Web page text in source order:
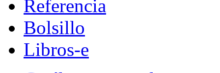
Referencia
Bolsillo
Libros-e